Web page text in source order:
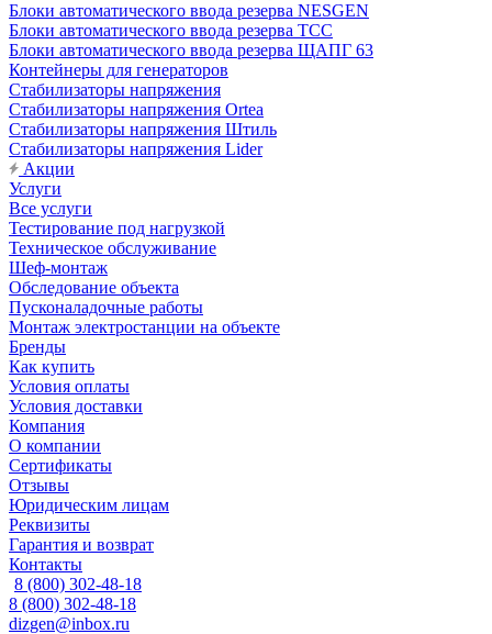
Блоки автоматического ввода резерва NESGEN
Блоки автоматического ввода резерва ТСС
Блоки автоматического ввода резерва ЩАПГ 63
Контейнеры для генераторов
Стабилизаторы напряжения
Стабилизаторы напряжения Ortea
Стабилизаторы напряжения Штиль
Стабилизаторы напряжения Lider
Акции
Услуги
Все услуги
Тестирование под нагрузкой
Техническое обслуживание
Шеф-монтаж
Обследование объекта
Пусконаладочные работы
Монтаж электростанции на объекте
Бренды
Как купить
Условия оплаты
Условия доставки
Компания
О компании
Сертификаты
Отзывы
Юридическим лицам
Реквизиты
Гарантия и возврат
Контакты
8 (800) 302-48-18
8 (800) 302-48-18
dizgen@inbox.ru